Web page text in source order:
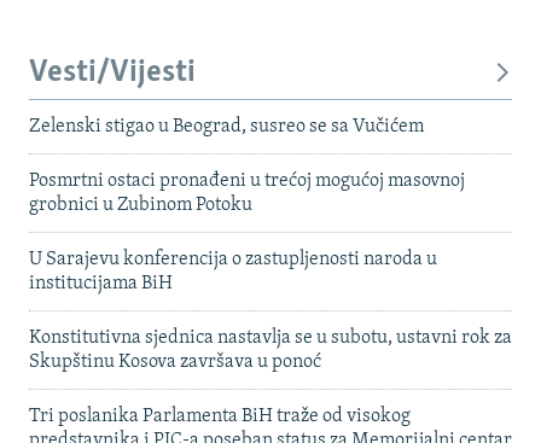
Vesti/Vijesti
Zelenski stigao u Beograd, susreo se sa Vučićem
Posmrtni ostaci pronađeni u trećoj mogućoj masovnoj
grobnici u Zubinom Potoku
U Sarajevu konferencija o zastupljenosti naroda u
institucijama BiH
Konstitutivna sjednica nastavlja se u subotu, ustavni rok za
Skupštinu Kosova završava u ponoć
Tri poslanika Parlamenta BiH traže od visokog